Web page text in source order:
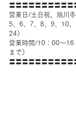
〓〓〓〓〓〓〓〓〓〓
営業日/土日祝、旭川
5、6、7、8、9、10
24）
営業時間/10：00～16
まで）
〓〓〓〓〓〓〓〓〓〓